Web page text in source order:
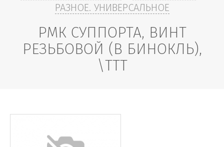
РАЗНОЕ. УНИВЕРСАЛЬНОЕ
РМК СУППОРТА, ВИНТ
РЕЗЬБОВОЙ (В БИНОКЛЬ),
\TTT